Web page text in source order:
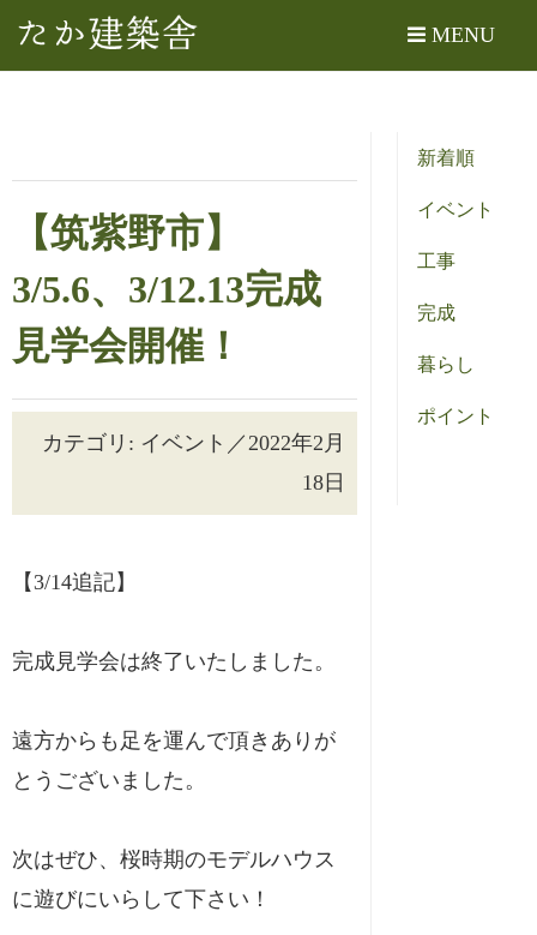
MENU
【筑紫野市】
3/5.6、3/12.13完成
見学会開催！
カテゴリ: イベント／2022年2月
18日
【3/14追記】
完成見学会は終了いたしました。
遠方からも足を運んで頂きありが
とうございました。
次はぜひ、桜時期のモデルハウス
に遊びにいらして下さい！
新着順
イベント
工事
完成
暮らし
ポイント